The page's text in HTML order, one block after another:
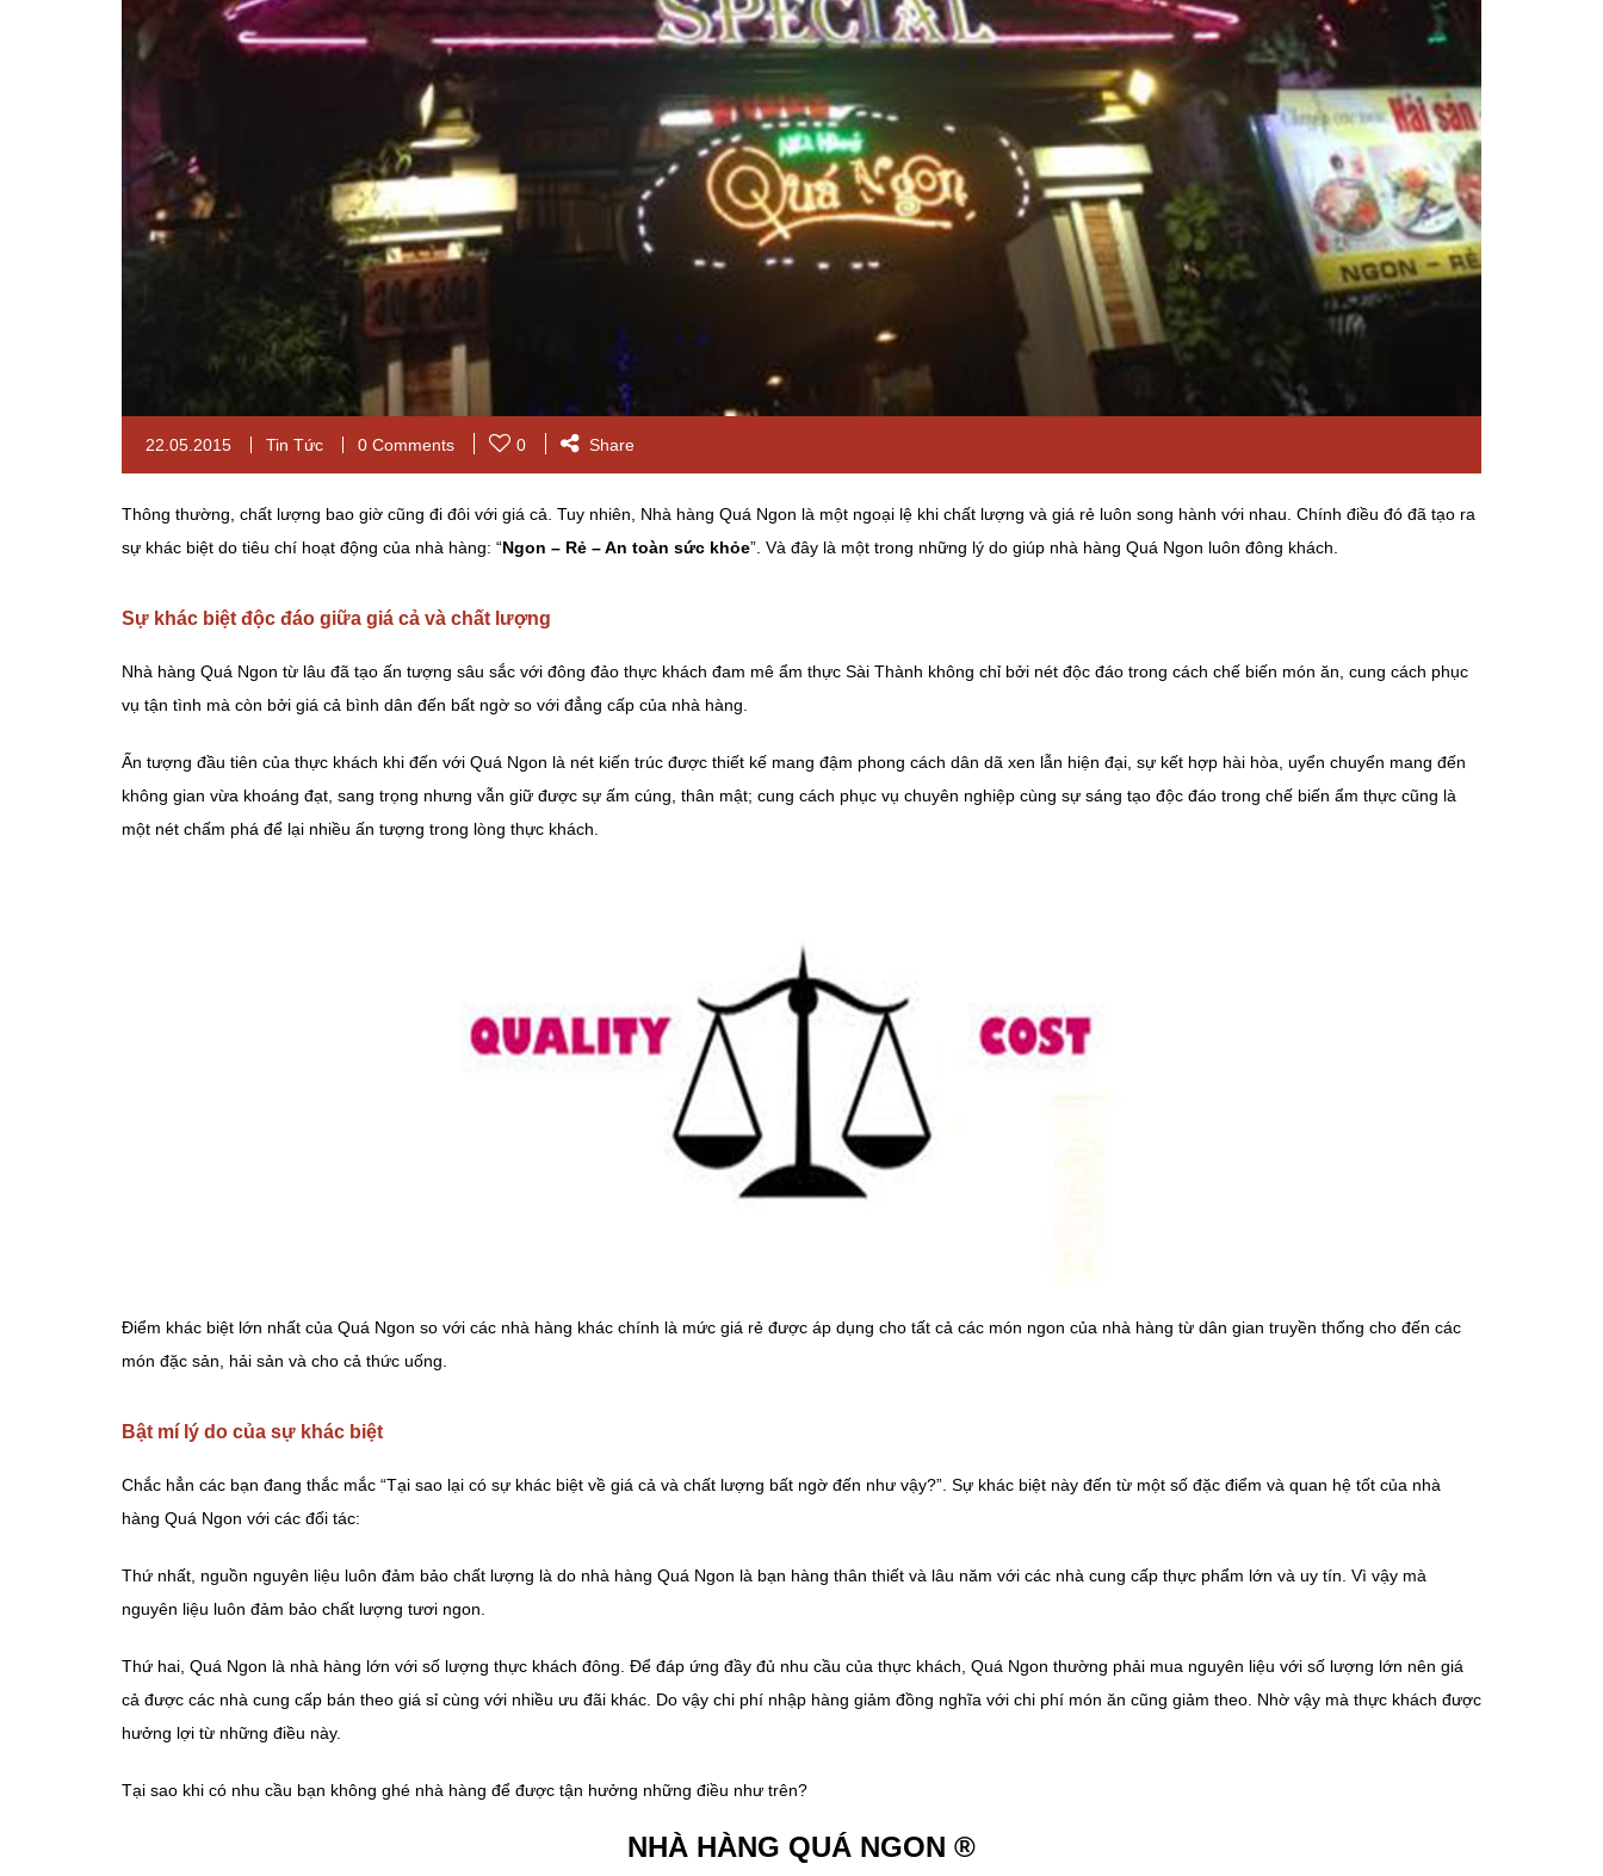
22.05.2015 Tin Tức 0 Comments 0 Share
Thông thường, chất lượng bao giờ cũng đi đôi với giá cả. Tuy nhiên, Nhà hàng Quá Ngon là một ngoại lệ khi chất lượng và giá rẻ luôn song hành với nhau. Chính điều đó đã tạo ra
sự khác biệt do tiêu chí hoạt động của nhà hàng: “Ngon – Rẻ – An toàn sức khỏe”. Và đây là một trong những lý do giúp nhà hàng Quá Ngon luôn đông khách.
Sự khác biệt độc đáo giữa giá cả và chất lượng
Nhà hàng Quá Ngon từ lâu đã tạo ấn tượng sâu sắc với đông đảo thực khách đam mê ẩm thực Sài Thành không chỉ bởi nét độc đáo trong cách chế biến món ăn, cung cách phục
vụ tận tình mà còn bởi giá cả bình dân đến bất ngờ so với đẳng cấp của nhà hàng.
Ấn tượng đầu tiên của thực khách khi đến với Quá Ngon là nét kiến trúc được thiết kế mang đậm phong cách dân dã xen lẫn hiện đại, sự kết hợp hài hòa, uyển chuyển mang đến
không gian vừa khoáng đạt, sang trọng nhưng vẫn giữ được sự ấm cúng, thân mật; cung cách phục vụ chuyên nghiệp cùng sự sáng tạo độc đáo trong chế biến ẩm thực cũng là
một nét chấm phá để lại nhiều ấn tượng trong lòng thực khách.
Điểm khác biệt lớn nhất của Quá Ngon so với các nhà hàng khác chính là mức giá rẻ được áp dụng cho tất cả các món ngon của nhà hàng từ dân gian truyền thống cho đến các
món đặc sản, hải sản và cho cả thức uống.
Bật mí lý do của sự khác biệt
Chắc hẳn các bạn đang thắc mắc “Tại sao lại có sự khác biệt về giá cả và chất lượng bất ngờ đến như vậy?”. Sự khác biệt này đến từ một số đặc điểm và quan hệ tốt của nhà
hàng Quá Ngon với các đối tác:
Thứ nhất, nguồn nguyên liệu luôn đảm bảo chất lượng là do nhà hàng Quá Ngon là bạn hàng thân thiết và lâu năm với các nhà cung cấp thực phẩm lớn và uy tín. Vì vậy mà
nguyên liệu luôn đảm bảo chất lượng tươi ngon.
Thứ hai, Quá Ngon là nhà hàng lớn với số lượng thực khách đông. Để đáp ứng đầy đủ nhu cầu của thực khách, Quá Ngon thường phải mua nguyên liệu với số lượng lớn nên giá
cả được các nhà cung cấp bán theo giá sỉ cùng với nhiều ưu đãi khác. Do vậy chi phí nhập hàng giảm đồng nghĩa với chi phí món ăn cũng giảm theo. Nhờ vậy mà thực khách được
hưởng lợi từ những điều này.
Tại sao khi có nhu cầu bạn không ghé nhà hàng để được tận hưởng những điều như trên?
NHÀ HÀNG QUÁ NGON ®